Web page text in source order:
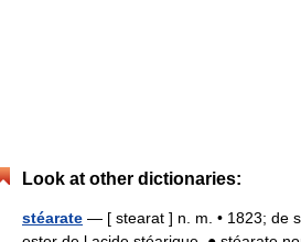
Look at other dictionaries:
stéarate — [ stearat ] n. m. • 1823; de